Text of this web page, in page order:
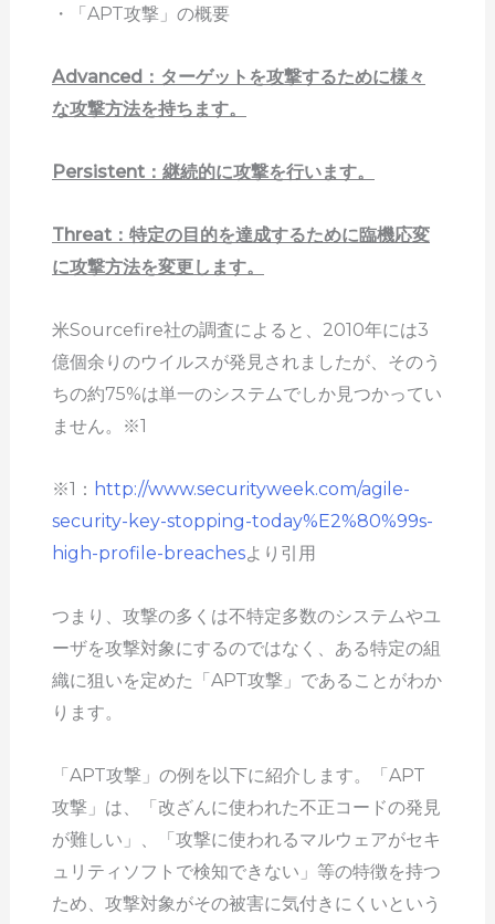
・「APT攻撃」の概要
Advanced：ターゲットを攻撃するために様々
な攻撃方法を持ちます。
Persistent：継続的に攻撃を行います。
Threat：特定の目的を達成するために臨機応変
に攻撃方法を変更します。
米Sourcefire社の調査によると、2010年には3
億個余りのウイルスが発見されましたが、そのう
ちの約75%は単一のシステムでしか見つかってい
ません。※1
※1： http://www.securityweek.com/agile-
security-key-stopping-today%E2%80%99s-
high-profile-breachesより引用
つまり、攻撃の多くは不特定多数のシステムやユ
ーザを攻撃対象にするのではなく、ある特定の組
織に狙いを定めた「APT攻撃」であることがわか
ります。
「APT攻撃」の例を以下に紹介します。「APT
攻撃」は、「改ざんに使われた不正コードの発見
が難しい」、「攻撃に使われるマルウェアがセキ
ュリティソフトで検知できない」等の特徴を持つ
ため、攻撃対象がその被害に気付きにくいという